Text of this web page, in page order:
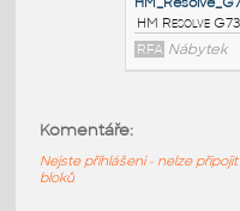
HM
RFA
HM
Komentáře:
Nejste přihlášeni - nelze
bloků